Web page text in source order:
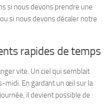
si nous devons prendre une
si nous devons décaler notre
rapides de temps
vite. Un ciel qui semblait
midi. En gardant un œil sur la
il devient possible de :